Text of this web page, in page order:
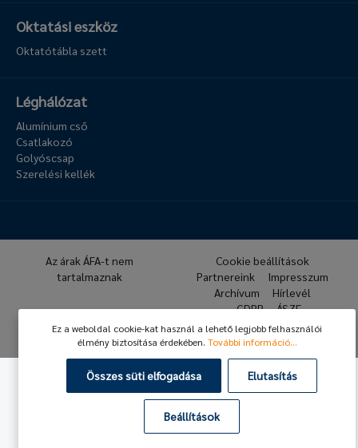
Oktatási eszköz
Oktatótábla szett
Léghálózat
Alumínium cső
Csatlakozó
Golyóscsap
Szerelési kellék
© 2026 Hafner Pneumatika
Az árak ÁFA-t nem
tartalmaznak
Cookie beállítások
Partnereink
Impresszum
Archívum
Hírlevél
GDPR
ÁSZF
Ez a weboldal cookie-kat használ a lehető legjobb felhasználói
élmény biztosítása érdekében. További információ...
Összes süti elfogadása Elutasítás
Beállítások